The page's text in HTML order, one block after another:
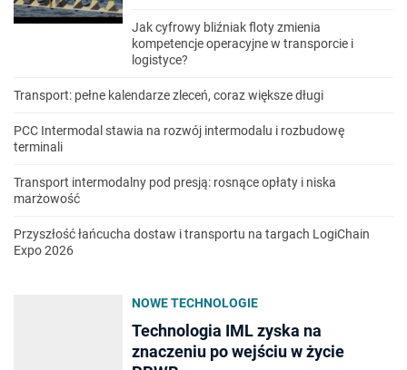
Jak cyfrowy bliźniak floty zmienia
kompetencje operacyjne w transporcie i
logistyce?
Transport: pełne kalendarze zleceń, coraz większe długi
PCC Intermodal stawia na rozwój intermodalu i rozbudowę
terminali
Transport intermodalny pod presją: rosnące opłaty i niska
marżowość
Przyszłość łańcucha dostaw i transportu na targach LogiChain
Expo 2026
NOWE TECHNOLOGIE
Technologia IML zyska na
znaczeniu po wejściu w życie